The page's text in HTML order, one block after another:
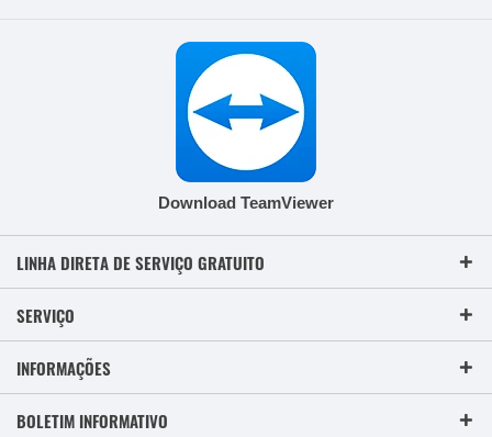
Download TeamViewer
LINHA DIRETA DE SERVIÇO GRATUITO
SERVIÇO
INFORMAÇÕES
BOLETIM INFORMATIVO